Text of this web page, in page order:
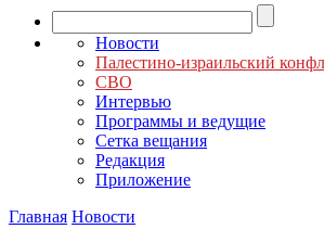
Новости
Палестино-израильский
СВО
Интервью
Программы и ведущие
Сетка вещания
Редакция
Приложение
Главная Новости